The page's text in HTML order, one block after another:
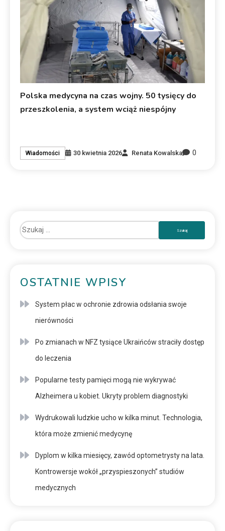
Polska medycyna na czas wojny. 50 tysięcy do
przeszkolenia, a system wciąż niespójny
Wiadomości 30 kwietnia 2026 Renata Kowalska 0
OSTATNIE WPISY
System płac w ochronie zdrowia odsłania swoje
nierówności
Po zmianach w NFZ tysiące Ukraińców straciły dostęp
do leczenia
Popularne testy pamięci mogą nie wykrywać
Alzheimera u kobiet. Ukryty problem diagnostyki
Wydrukowali ludzkie ucho w kilka minut. Technologia,
która może zmienić medycynę
Dyplom w kilka miesięcy, zawód optometrysty na lata.
Kontrowersje wokół „przyspieszonych” studiów
medycznych